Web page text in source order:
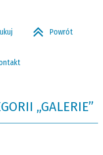
Powrót
„GALERIE”